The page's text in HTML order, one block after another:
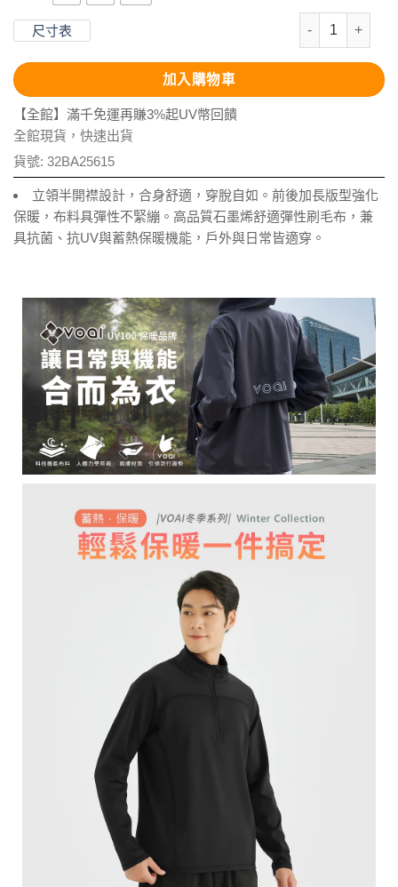
尺寸表
石墨烯恆溫舒
加入購物車
【全館】滿千免運再賺3%起UV幣回饋
全館現貨，快速出貨
貨號: 32BA25615
立領半開襟設計，合身舒適，穿脫自如。前後加長版型強化
保暖，布料具彈性不緊繃。高品質石墨烯舒適彈性刷毛布，兼
具抗菌、抗UV與蓄熱保暖機能，戶外與日常皆適穿。